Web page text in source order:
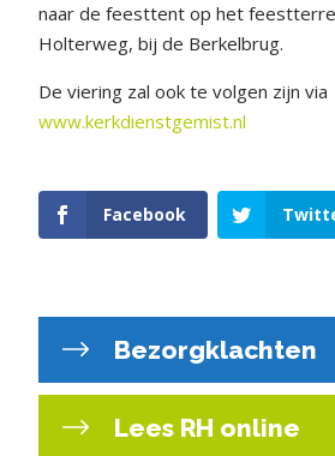
naar de feesttent op het
Holterweg, bij de Berkelbrug.
De viering zal ook te volgen zijn via
www.kerkdienstgemist.nl
Facebook
Bezorgklachten
Lees RH online